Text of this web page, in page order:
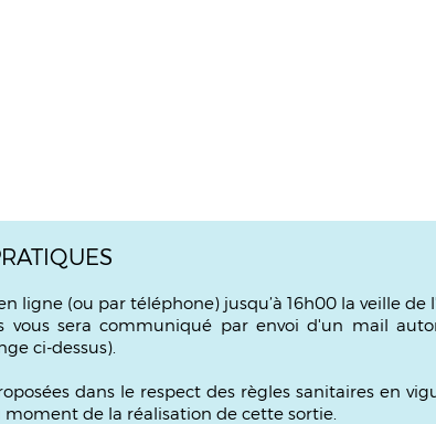
ligne (ou par téléphone) jusqu’à 16h00 la veille de
vous sera communiqué par envoi d'un mail
ci-dessus).
dans le respect des règles sanitaires en
moment de la réalisation de cette sortie.